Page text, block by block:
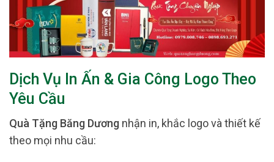
Dịch Vụ In Ấn & Gia Công Logo Theo
Yêu Cầu
Quà Tặng Băng Dương nhận in, khắc logo và thiết kế
theo mọi nhu cầu: